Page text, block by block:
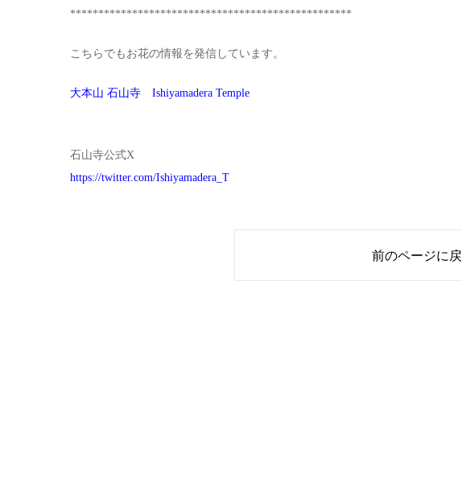
**************************************************
こちらでもお花の情報を発信しています。
大本山 石山寺 Ishiyamadera Temple
石山寺公式X
https://twitter.com/Ishiyamadera_T
前のページに